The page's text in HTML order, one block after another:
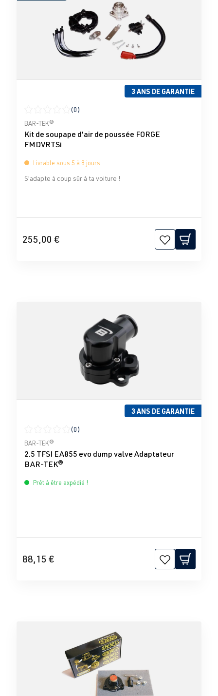
3 ANS DE GARANTIE
Note moyenne de 0 sur 5 étoiles
(0)
BAR-TEK®
Kit de soupape d'air de poussée FORGE
FMDVRTSi
Livrable sous 5 à 8 jours
S'adapte à coup sûr à ta voiture !
255,00 €
3 ANS DE GARANTIE
Note moyenne de 0 sur 5 étoiles
(0)
BAR-TEK®
2.5 TFSI EA855 evo dump valve Adaptateur
BAR-TEK®
Prêt à être expédié !
88,15 €